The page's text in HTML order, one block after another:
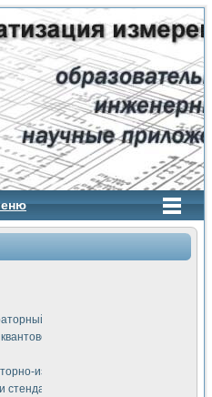
стенд "Сигнал-USB"
терапии Интроскан
измерительная система
"Сигнал-USB"